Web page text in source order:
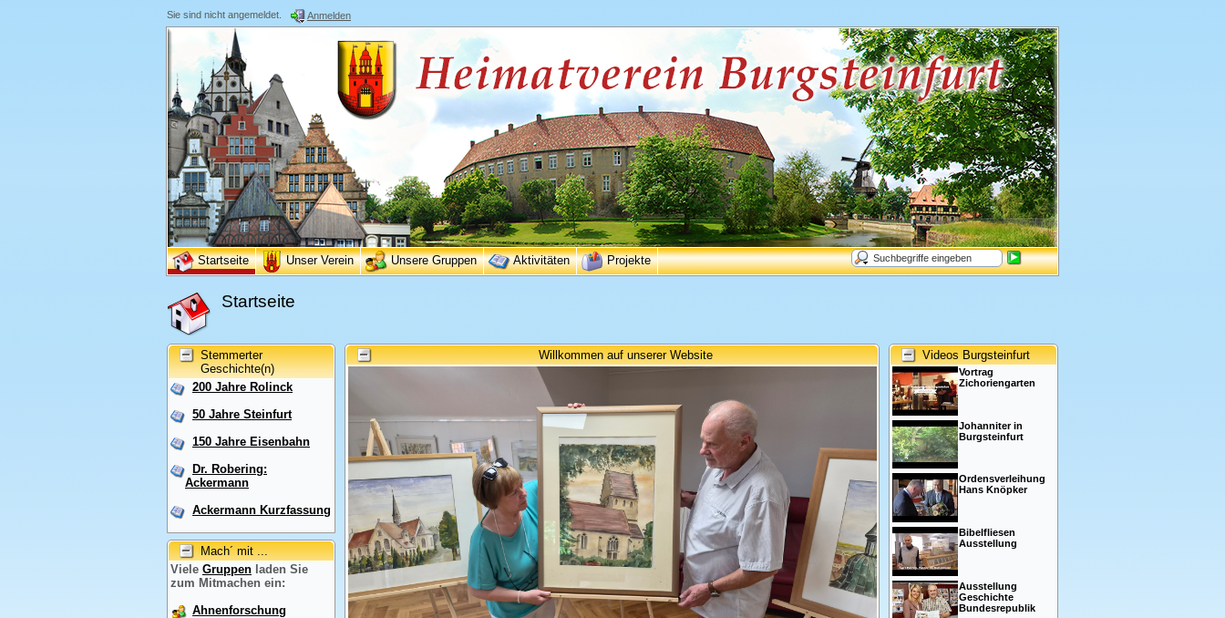
Sie sind nicht angemeldet. Anmelden
Startseite Unser Verein Unsere Gruppen Aktivitäten Projekte
Startseite
Stemmerter
Geschichte(n)
200 Jahre Rolinck
50 Jahre Steinfurt
150 Jahre Eisenbahn
Dr. Robering:
Ackermann
Ackermann Kurzfassung
Mach´ mit ...
Viele Gruppen laden Sie
zum Mitmachen ein:
Ahnenforschung
Willkommen auf unserer Website Videos Burgsteinfurt
Vortrag
Zichoriengarten
Johanniter in
Burgsteinfurt
Ordensverleihung
Hans Knöpker
Bibelfliesen
Ausstellung
Ausstellung
Geschichte
Bundesrepublik